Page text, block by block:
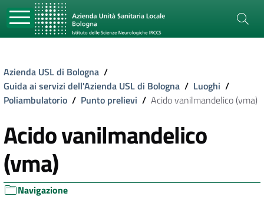
Azienda USL di Bologna /
Guida ai servizi dell'Azienda USL di Bologna / Luoghi /
Poliambulatorio / Punto prelievi / Acido vanilmandelico (vma)
Acido vanilmandelico
(vma)
Navigazione